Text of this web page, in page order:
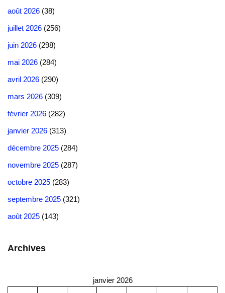
août 2026 (38)
juillet 2026 (256)
juin 2026 (298)
mai 2026 (284)
avril 2026 (290)
mars 2026 (309)
février 2026 (282)
janvier 2026 (313)
décembre 2025 (284)
novembre 2025 (287)
octobre 2025 (283)
septembre 2025 (321)
août 2025 (143)
Archives
janvier 2026